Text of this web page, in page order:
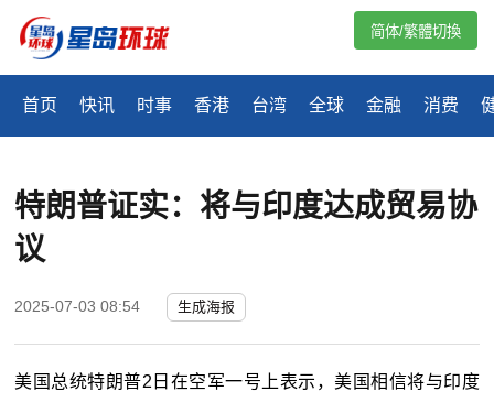
首页 快讯 时事 香港 台湾 全球 金融 消费
简体/繁體切換
特朗普证实：将与印度达成贸易协
议
2025-07-03 08:54 生成海报
美国总统特朗普2日在空军一号上表示，美国相信将与印度